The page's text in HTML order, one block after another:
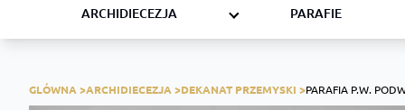
ARCHIDIECEZJA
PARAFIE
GLÓWNA >ARCHIDIECEZJA >DEKANAT PRZEMYSKI >PARAFIA P.W.